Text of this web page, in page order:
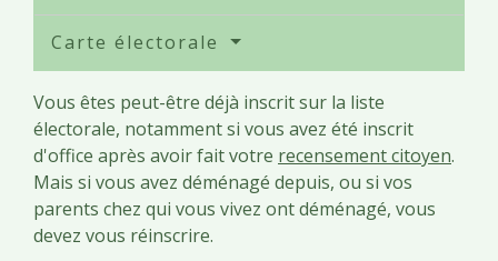
Carte électorale
Vous êtes peut-être déjà inscrit sur la liste
électorale, notamment si vous avez été inscrit
d'office après avoir fait votre recensement citoyen.
Mais si vous avez déménagé depuis, ou si vos
parents chez qui vous vivez ont déménagé, vous
devez vous réinscrire.